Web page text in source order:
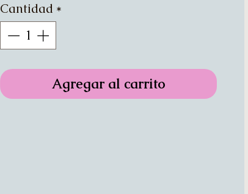
Cantidad *
Agregar al carrito